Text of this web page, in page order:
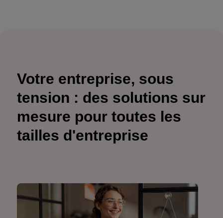
Votre entreprise, sous
tension : des solutions sur
mesure pour toutes les
tailles d'entreprise